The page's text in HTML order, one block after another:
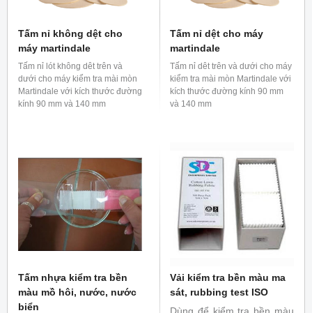
Tấm nỉ không dệt cho
máy martindale
Tấm nỉ lót không dêt trên và
dưới cho máy kiểm tra mài mòn
Martindale với kích thước đường
kính 90 mm và 140 mm
Tấm nỉ dệt cho máy
martindale
Tấm nỉ dêt trên và dưới cho máy
kiểm tra mài mòn Martindale với
kích thước đường kính 90 mm
và 140 mm
Tấm nhựa kiểm tra bền
màu mồ hôi, nước, nước
biển
Vải kiểm tra bền màu ma
sát, rubbing test ISO
Dùng để kiểm tra bền màu